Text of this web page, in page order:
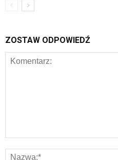
ZOSTAW ODPOWIEDŹ